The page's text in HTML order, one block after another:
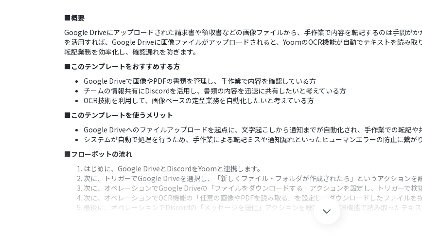
■概要
Google Driveにアップロードされた請求書や領収書などの画像ファイルから、手作業で内容を転記するのは手間が
を活用すれば、Google Driveに画像ファイルがアップロードされると、YoomのOCR機能が自動でテキストを読み
転記業務を効率化し、確認漏れを防ぎます。
■このテンプレートをおすすめする方
Google Driveで画像やPDFの書類を管理し、手作業で内容を確認している方
チームの情報共有にDiscordを活用し、書類の内容を迅速に共有したいと考えている方
OCR技術を利用して、画像ベースの定型業務を自動化したいと考えている方
■このテンプレートを使うメリット
Google Driveへのファイルアップロードを起点に、文字起こしから通知までが自動化され、手作業での転記や
システムが自動で処理を行うため、手作業による転記ミスや通知漏れといったヒューマンエラーの防止に繋がり
■フローボットの流れ
はじめに、Google DriveとDiscordをYoomと連携します。
次に、トリガーでGoogle Driveを選択し、「新しくファイル・フォルダが作成されたら」というアクションを
次に、オペレーションでGoogle Driveの「ファイルをダウンロードする」アクションを設定し、トリガーで検
次に、オペレーションでOCR機能の「任意の画像やPDFを読み取る」を設定し、ダウンロードしたファイルを指
最後に、オペレーションでDiscordの「メッセージを送信」アクションを設定し、OCR機能で読み取ったテキス